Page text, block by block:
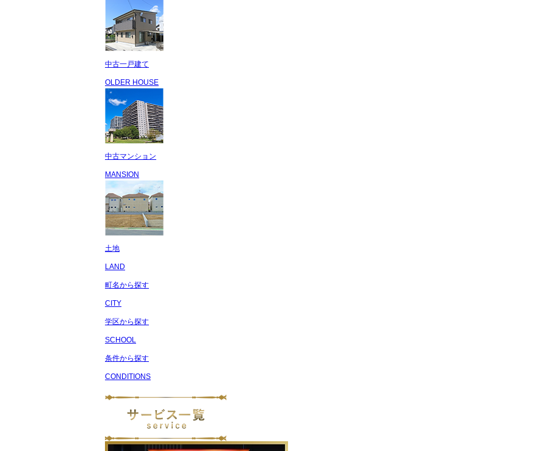
中古一戸建て
OLDER HOUSE
中古マンション
MANSION
土地
LAND
町名から探す
CITY
学区から探す
SCHOOL
条件から探す
CONDITIONS